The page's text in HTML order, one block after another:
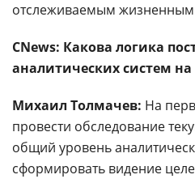
отслеживаемым
CNews: Какова логика
аналитических систем на
Михаил Толмачев: На
провести обследование
общий уровень
сформировать видение